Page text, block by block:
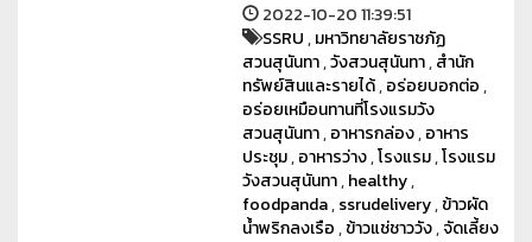
2022-10-20 11:39:51
SSRU,มหาวิทยาลัยราชภัฏ
สวนสุนันทา,วังสวนสุนันทา,สำนัก
ทรัพย์สินและรายได้,อร่อยบอกต่อ,
อร่อยเหมือนทานที่โรงแรมวัง
สวนสุนันทา,อาหารกล่อง,อาหาร
ประชุม,อาหารว่าง,โรงแรม,โรงแรม
วังสวนสุนันทา,healthy,
foodpanda,ssrudelivery,ข้าวผัด
น้ำพริกลงเรือ,ข้าวแช่ชาววัง,จัดเลี้ยง